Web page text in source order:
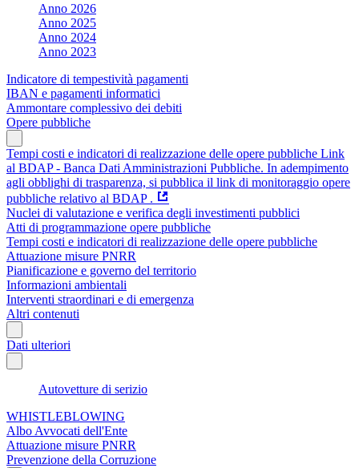
Anno 2026
Anno 2025
Anno 2024
Anno 2023
Indicatore di tempestività pagamenti
IBAN e pagamenti informatici
Ammontare complessivo dei debiti
Opere pubbliche
Tempi costi e indicatori di realizzazione delle opere pubbliche Link
al BDAP - Banca Dati Amministrazioni Pubbliche. In adempimento
agli obblighi di trasparenza, si pubblica il link di monitoraggio opere
pubbliche relativo al BDAP .
Nuclei di valutazione e verifica degli investimenti pubblici
Atti di programmazione opere pubbliche
Tempi costi e indicatori di realizzazione delle opere pubbliche
Attuazione misure PNRR
Pianificazione e governo del territorio
Informazioni ambientali
Interventi straordinari e di emergenza
Altri contenuti
Dati ulteriori
Autovetture di serizio
WHISTLEBLOWING
Albo Avvocati dell'Ente
Attuazione misure PNRR
Prevenzione della Corruzione